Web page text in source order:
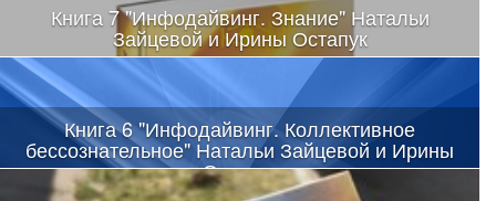
Книга 7 "Инфодайвинг. Знание" Натальи
Зайцевой и Ирины Остапук
Книга 6 "Инфодайвинг. Коллективное
бессознательное" Натальи Зайцевой и Ирины
Остапук